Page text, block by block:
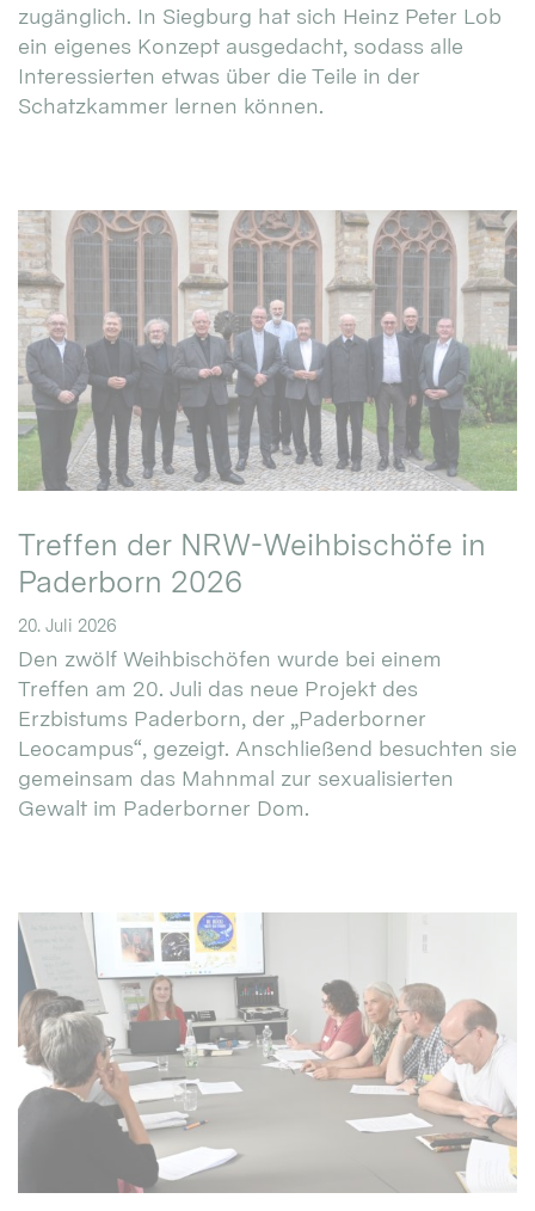
zugänglich. In Siegburg hat sich Heinz Peter Lob
ein eigenes Konzept ausgedacht, sodass alle
Interessierten etwas über die Teile in der
Schatzkammer lernen können.
Treffen der NRW-Weihbischöfe in
Paderborn 2026
20. Juli 2026
Den zwölf Weihbischöfen wurde bei einem
Treffen am 20. Juli das neue Projekt des
Erzbistums Paderborn, der „Paderborner
Leocampus“, gezeigt. Anschließend besuchten sie
gemeinsam das Mahnmal zur sexualisierten
Gewalt im Paderborner Dom.